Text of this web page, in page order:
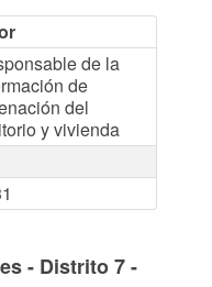
de la
de
del
y vivienda
- Distrito 7 -